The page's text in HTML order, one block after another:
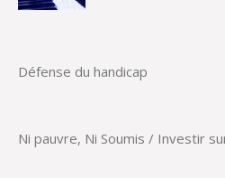
Défense du handicap
Ni pauvre, Ni Soumis / Investir